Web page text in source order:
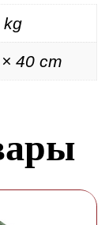
kg
40 cm